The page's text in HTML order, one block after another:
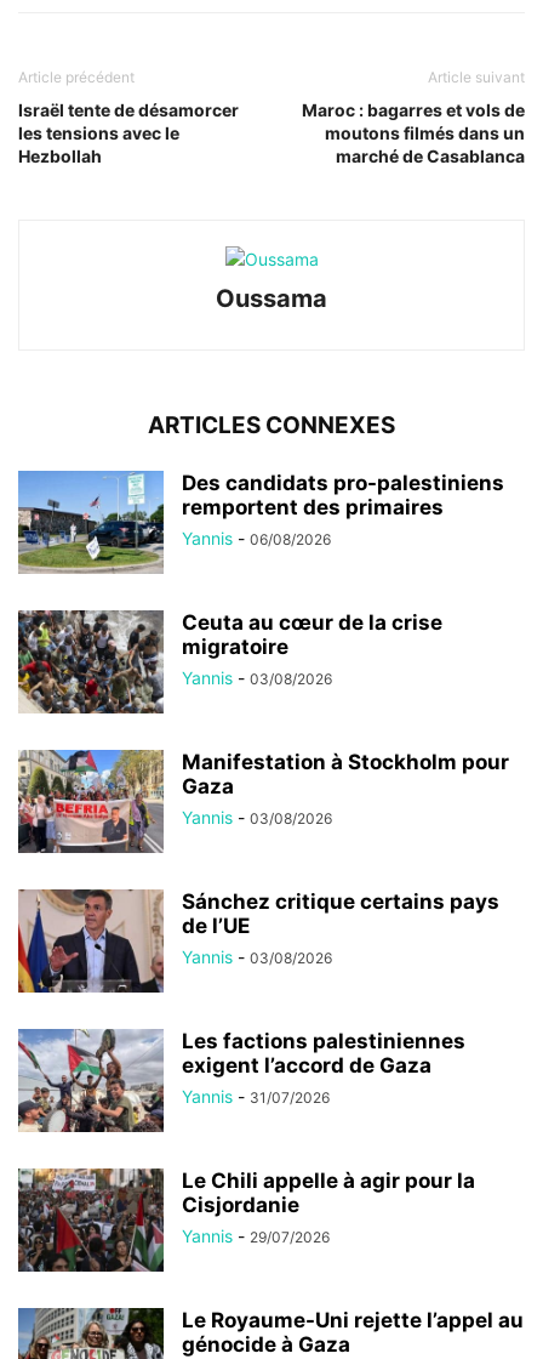
Article précédent
Israël tente de désamorcer
les tensions avec le
Hezbollah
Article suivant
Maroc : bagarres et vols de
moutons filmés dans un
marché de Casablanca
Oussama
ARTICLES CONNEXES
Des candidats pro-palestiniens
remportent des primaires
Yannis - 06/08/2026
Ceuta au cœur de la crise
migratoire
Yannis - 03/08/2026
Manifestation à Stockholm pour
Gaza
Yannis - 03/08/2026
Sánchez critique certains pays
de l’UE
Yannis - 03/08/2026
Les factions palestiniennes
exigent l’accord de Gaza
Yannis - 31/07/2026
Le Chili appelle à agir pour la
Cisjordanie
Yannis - 29/07/2026
Le Royaume-Uni rejette l’appel au
génocide à Gaza